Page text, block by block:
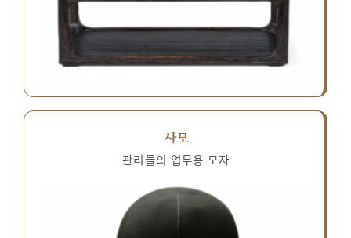
사모
관리들의 업무용 모자